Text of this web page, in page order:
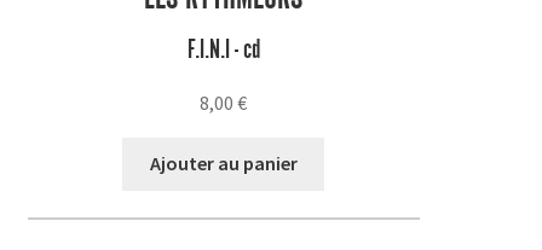
F.I.N.I - cd
8,00€
Ajouter au panier